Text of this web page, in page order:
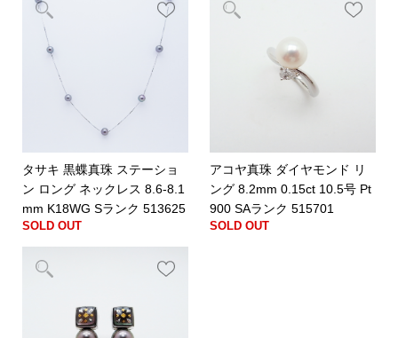
タサキ 黒蝶真珠 ステーショ
ン ロング ネックレス 8.6-8.1
mm K18WG Sランク 513625
SOLD OUT
アコヤ真珠 ダイヤモンド リ
ング 8.2mm 0.15ct 10.5号 Pt
900 SAランク 515701
SOLD OUT